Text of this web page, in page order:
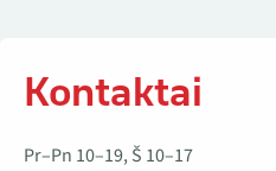
Kontaktai
Pr–Pn 10–19, Š 10–17